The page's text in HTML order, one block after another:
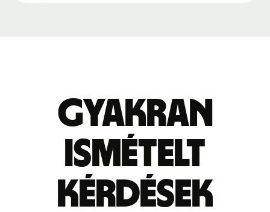
Gyakran
ismételt
kérdések